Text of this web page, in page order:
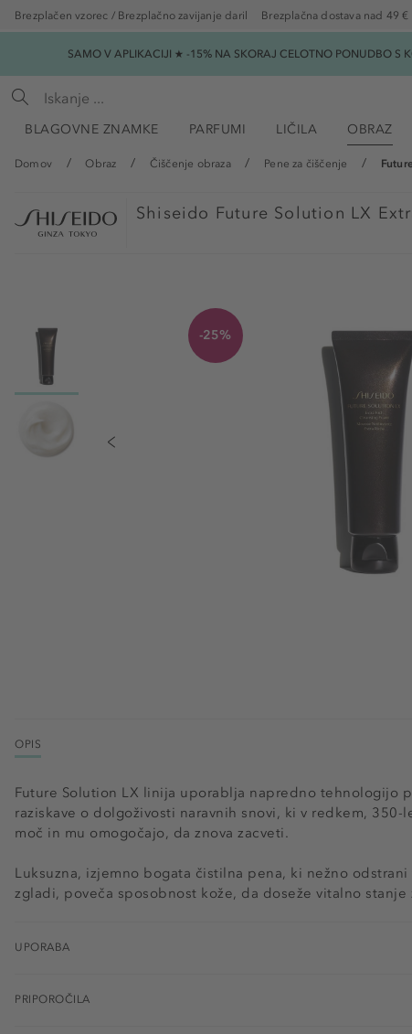
Brezplačen vzorec / Brezplačno zavijanje daril Brezplačna dostava nad 49 €
SAMO V APLIKACIJI ★ -15% NA SKORAJ CELOTNO PONUDBO S
BLAGOVNE ZNAMKE PARFUMI LIČILA OBRAZ
Domov Obraz Čiščenje obraza Pene za čiščenje
Shiseido Future Solution LX
-25%
OPIS
Future Solution LX linija uporablja napredno tehnologijo
raziskave o dolgoživosti naravnih snovi, ki v redkem,
moč in mu omogočajo, da znova zacveti.
Luksuzna, izjemno bogata čistilna pena, ki nežno
zgladi, poveča sposobnost kože, da doseže vitalno stanje
UPORABA
PRIPOROČILA